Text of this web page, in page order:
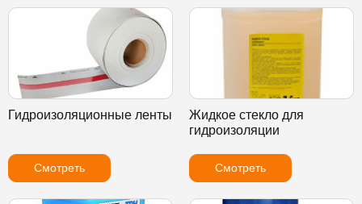
Гидроизоляционные ленты
Смотреть
Жидкое стекло для
гидроизоляции
Смотреть